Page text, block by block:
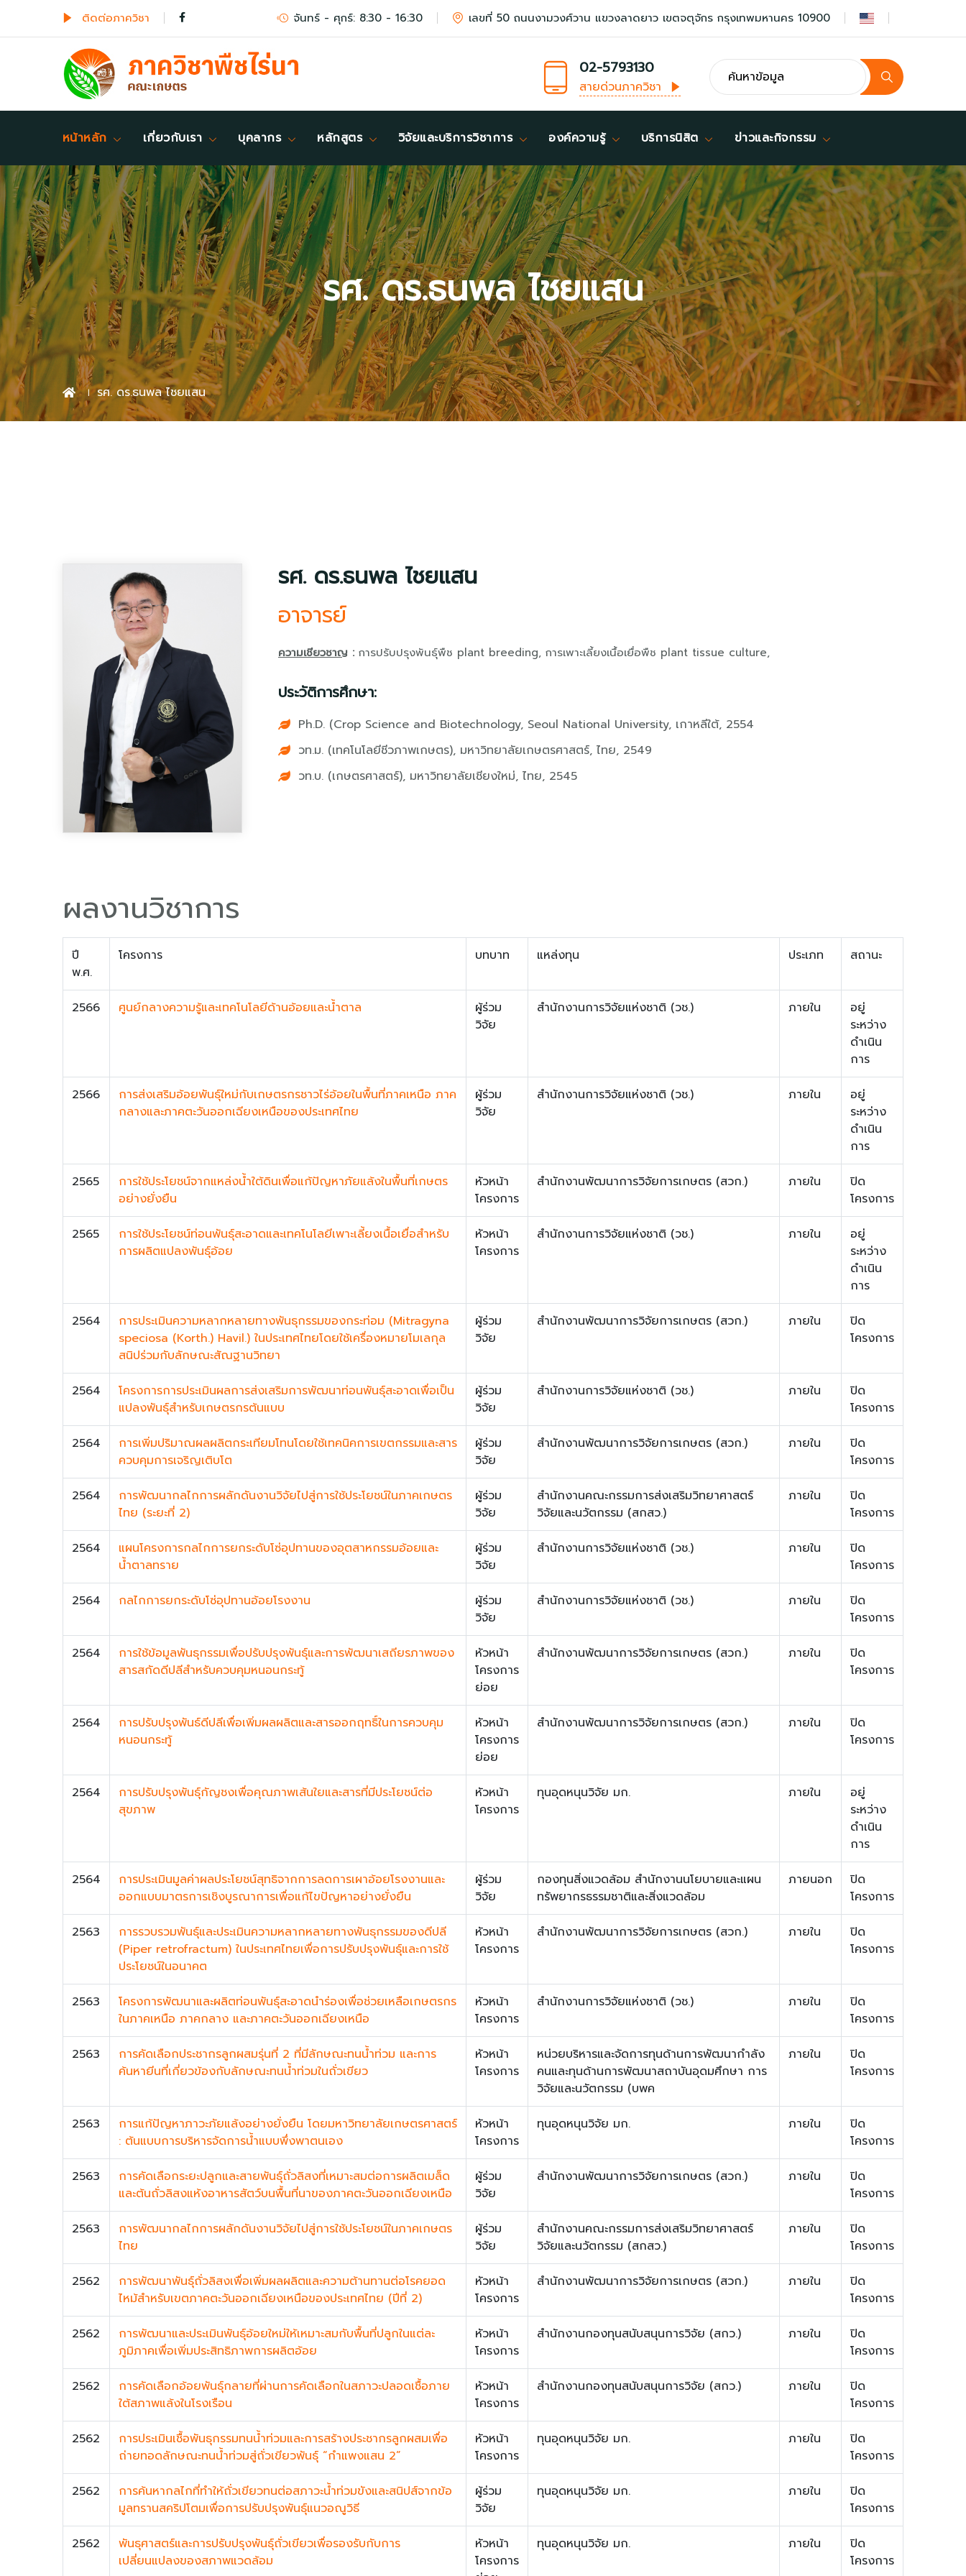
ติดต่อภาควิชา จันทร์ - ศุกร์: 8:30 - 16:30 เลขที่ 50 ถนนงามวงศ์วาน แขวงลาดยาว เขตจตุจักร กรุงเทพมหานคร 10900
02-5793130
สายด่วนภาควิชา
หน้าหลัก เกี่ยวกับเรา บุคลากร หลักสูตร วิจัยและบริการวิชาการ องค์ความรู้ บริการนิสิต ข่าวและกิจกรรม
รศ. ดร.ธนพล ไชยแสน
รศ. ดร.ธนพล ไชยแสน
รศ. ดร.ธนพล ไชยแสน
อาจารย์
ความเชียวชาญ : การปรับปรุงพันธุ์พืช plant breeding, การเพาะเลี้ยงเนื้อเยื่อพืช plant tissue culture,
ประวัติการศึกษา:
Ph.D. (Crop Science and Biotechnology, Seoul National University, เกาหลีใต้, 2554
วท.ม. (เทคโนโลยีชีวภาพเกษตร), มหาวิทยาลัยเกษตรศาสตร์, ไทย, 2549
วท.บ. (เกษตรศาสตร์), มหาวิทยาลัยเชียงใหม่, ไทย, 2545
ผลงานวิชาการ
ปี
พ.ศ.
โครงการ บทบาท แหล่งทุน ประเภท สถานะ
2566 ศูนย์กลางความรู้และเทคโนโลยีด้านอ้อยและน้ำตาล
ผู้ร่วม
วิจัย
สำนักงานการวิจัยแห่งชาติ (วช.) ภายใน
อยู่
ระหว่าง
ดำเนิน
การ
2566
การส่งเสริมอ้อยพันธุ์ใหม่กับเกษตรกรชาวไร่อ้อยในพื้นที่ภาคเหนือ ภาค
กลางและภาคตะวันออกเฉียงเหนือของประเทศไทย
ผู้ร่วม
วิจัย
สำนักงานการวิจัยแห่งชาติ (วช.) ภายใน
อยู่
ระหว่าง
ดำเนิน
การ
2565
การใช้ประโยชน์จากแหล่งน้ำใต้ดินเพื่อแก้ปัญหาภัยแล้งในพื้นที่เกษตร
อย่างยั่งยืน
หัวหน้า
โครงการ
สำนักงานพัฒนาการวิจัยการเกษตร (สวก.) ภายใน
ปิด
โครงการ
2565
การใช้ประโยชน์ท่อนพันธุ์สะอาดและเทคโนโลยีเพาะเลี้ยงเนื้อเยื่อสำหรับ
การผลิตแปลงพันธุ์อ้อย
หัวหน้า
โครงการ
สำนักงานการวิจัยแห่งชาติ (วช.) ภายใน
อยู่
ระหว่าง
ดำเนิน
การ
2564
การประเมินความหลากหลายทางพันธุกรรมของกระท่อม (Mitragyna
speciosa (Korth.) Havil.) ในประเทศไทยโดยใช้เครื่องหมายโมเลกุล
สนิปร่วมกับลักษณะสัณฐานวิทยา
ผู้ร่วม
วิจัย
สำนักงานพัฒนาการวิจัยการเกษตร (สวก.) ภายใน
ปิด
โครงการ
2564
โครงการการประเมินผลการส่งเสริมการพัฒนาท่อนพันธุ์สะอาดเพื่อเป็น
แปลงพันธุ์สำหรับเกษตรกรต้นแบบ
ผู้ร่วม
วิจัย
สำนักงานการวิจัยแห่งชาติ (วช.) ภายใน
ปิด
โครงการ
2564
การเพิ่มปริมาณผลผลิตกระเทียมโทนโดยใช้เทคนิคการเขตกรรมและสาร
ควบคุมการเจริญเติบโต
ผู้ร่วม
วิจัย
สำนักงานพัฒนาการวิจัยการเกษตร (สวก.) ภายใน
ปิด
โครงการ
2564
การพัฒนากลไกการผลักดันงานวิจัยไปสู่การใช้ประโยชน์ในภาคเกษตร
ไทย (ระยะที่ 2)
ผู้ร่วม
วิจัย
สำนักงานคณะกรรมการส่งเสริมวิทยาศาสตร์
วิจัยและนวัตกรรม (สกสว.)
ภายใน
ปิด
โครงการ
2564
แผนโครงการกลไกการยกระดับโซ่อุปทานของอุตสาหกรรมอ้อยและ
น้ำตาลทราย
ผู้ร่วม
วิจัย
สำนักงานการวิจัยแห่งชาติ (วช.) ภายใน
ปิด
โครงการ
2564 กลไกการยกระดับโซ่อุปทานอ้อยโรงงาน
ผู้ร่วม
วิจัย
สำนักงานการวิจัยแห่งชาติ (วช.) ภายใน
ปิด
โครงการ
2564
การใช้ข้อมูลพันธุกรรมเพื่อปรับปรุงพันธุ์และการพัฒนาเสถียรภาพของ
สารสกัดดีปลีสำหรับควบคุมหนอนกระทู้
หัวหน้า
โครงการ
ย่อย
สำนักงานพัฒนาการวิจัยการเกษตร (สวก.) ภายใน
ปิด
โครงการ
2564
การปรับปรุงพันธ์ดีปลีเพื่อเพิ่มผลผลิตและสารออกฤทธิ์ในการควบคุม
หนอนกระทู้
หัวหน้า
โครงการ
ย่อย
สำนักงานพัฒนาการวิจัยการเกษตร (สวก.) ภายใน
ปิด
โครงการ
2564
การปรับปรุงพันธุ์กัญชงเพื่อคุณภาพเส้นใยและสารที่มีประโยชน์ต่อ
สุขภาพ
หัวหน้า
โครงการ
ทุนอุดหนุนวิจัย มก. ภายใน
อยู่
ระหว่าง
ดำเนิน
การ
2564
การประเมินมูลค่าผลประโยชน์สุทธิจากการลดการเผาอ้อยโรงงานและ
ออกแบบมาตรการเชิงบูรณาการเพื่อแก้ไขปัญหาอย่างยั่งยืน
ผู้ร่วม
วิจัย
กองทุนสิ่งแวดล้อม สำนักงานนโยบายและแผน
ทรัพยากรธรรมชาติและสิ่งแวดล้อม
ภายนอก
ปิด
โครงการ
2563
การรวบรวมพันธุ์และประเมินความหลากหลายทางพันธุกรรมของดีปลี
(Piper retrofractum) ในประเทศไทยเพื่อการปรับปรุงพันธุ์และการใช้
ประโยชน์ในอนาคต
หัวหน้า
โครงการ
สำนักงานพัฒนาการวิจัยการเกษตร (สวก.) ภายใน
ปิด
โครงการ
2563
โครงการพัฒนาและผลิตท่อนพันธุ์สะอาดนำร่องเพื่อช่วยเหลือเกษตรกร
ในภาคเหนือ ภาคกลาง และภาคตะวันออกเฉียงเหนือ
หัวหน้า
โครงการ
สำนักงานการวิจัยแห่งชาติ (วช.) ภายใน
ปิด
โครงการ
2563
การคัดเลือกประชากรลูกผสมรุ่นที่ 2 ที่มีลักษณะทนน้ำท่วม และการ
ค้นหายีนที่เกี่ยวข้องกับลักษณะทนน้ำท่วมในถั่วเขียว
หัวหน้า
โครงการ
หน่วยบริหารและจัดการทุนด้านการพัฒนากำลัง
คนและทุนด้านการพัฒนาสถาบันอุดมศึกษา การ
วิจัยและนวัตกรรม (บพค
ภายใน
ปิด
โครงการ
2563
การแก้ปัญหาภาวะภัยแล้งอย่างยั่งยืน โดยมหาวิทยาลัยเกษตรศาสตร์
: ต้นแบบการบริหารจัดการน้ำแบบพึ่งพาตนเอง
หัวหน้า
โครงการ
ทุนอุดหนุนวิจัย มก. ภายใน
ปิด
โครงการ
2563
การคัดเลือกระยะปลูกและสายพันธุ์ถั่วลิสงที่เหมาะสมต่อการผลิตเมล็ด
และต้นถั่วลิสงแห้งอาหารสัตว์บนพื้นที่นาของภาคตะวันออกเฉียงเหนือ
ผู้ร่วม
วิจัย
สำนักงานพัฒนาการวิจัยการเกษตร (สวก.) ภายใน
ปิด
โครงการ
2563
การพัฒนากลไกการผลักดันงานวิจัยไปสู่การใช้ประโยชน์ในภาคเกษตร
ไทย
ผู้ร่วม
วิจัย
สำนักงานคณะกรรมการส่งเสริมวิทยาศาสตร์
วิจัยและนวัตกรรม (สกสว.)
ภายใน
ปิด
โครงการ
2562
การพัฒนาพันธุ์ถั่วลิสงเพื่อเพิ่มผลผลิตและความต้านทานต่อโรคยอด
ไหม้สำหรับเขตภาคตะวันออกเฉียงเหนือของประเทศไทย (ปีที่ 2)
หัวหน้า
โครงการ
สำนักงานพัฒนาการวิจัยการเกษตร (สวก.) ภายใน
ปิด
โครงการ
2562
การพัฒนาและประเมินพันธุ์อ้อยใหม่ให้เหมาะสมกับพื้นที่ปลูกในแต่ละ
ภูมิภาคเพื่อเพิ่มประสิทธิภาพการผลิตอ้อย
หัวหน้า
โครงการ
สำนักงานกองทุนสนับสนุนการวิจัย (สกว.) ภายใน
ปิด
โครงการ
2562
การคัดเลือกอ้อยพันธุ์กลายที่ผ่านการคัดเลือกในสภาวะปลอดเชื้อภาย
ใต้สภาพแล้งในโรงเรือน
หัวหน้า
โครงการ
สำนักงานกองทุนสนับสนุนการวิจัย (สกว.) ภายใน
ปิด
โครงการ
2562
การประเมินเชื้อพันธุกรรมทนน้ำท่วมและการสร้างประชากรลูกผสมเพื่อ
ถ่ายทอดลักษณะทนน้ำท่วมสู่ถั่วเขียวพันธุ์ “กำแพงแสน 2”
หัวหน้า
โครงการ
ทุนอุดหนุนวิจัย มก. ภายใน
ปิด
โครงการ
2562
การค้นหากลไกที่ทำให้ถั่วเขียวทนต่อสภาวะน้ำท่วมขังและสนิปส์จากข้อ
มูลทรานสคริปโตมเพื่อการปรับปรุงพันธุ์แนวอณูวิธี
ผู้ร่วม
วิจัย
ทุนอุดหนุนวิจัย มก. ภายใน
ปิด
โครงการ
2562
พันธุศาสตร์และการปรับปรุงพันธุ์ถั่วเขียวเพื่อรองรับกับการ
เปลี่ยนแปลงของสภาพแวดล้อม
หัวหน้า
โครงการ
ทุนอุดหนุนวิจัย มก. ภายใน
ปิด
โครงการ